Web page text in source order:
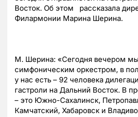
Восток. Об этом рассказала
Филармонии Марина Шерина.
М. Шерина: «Сегодня вечером
симфоническим оркестром, в
у нас есть – 92 человека
гастроли на Дальний Восток. В
– это Южно-Сахалинск,
Камчатский, Хабаровск и